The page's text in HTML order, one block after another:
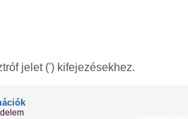
jelet (') kifejezésekhez.